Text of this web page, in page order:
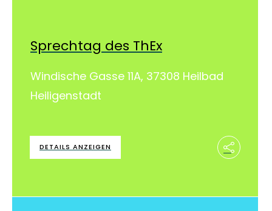
Sprechtag des ThEx
Windische Gasse 11A, 37308 Heilbad
Heiligenstadt
DETAILS ANZEIGEN